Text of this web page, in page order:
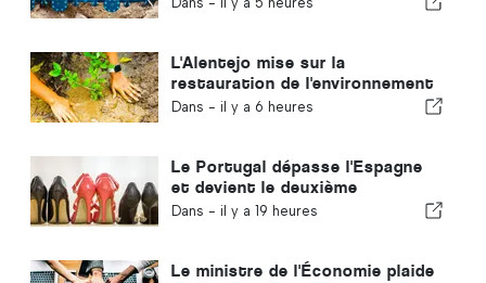
L'Alentejo mise sur la
restauration de l'environnement
grâce aux fonds européens
Dans - il y a 6 heures
Le Portugal dépasse l'Espagne
et devient le deuxième
producteur européen de
Dans - il y a 19 heures
Le ministre de l'Économie plaide